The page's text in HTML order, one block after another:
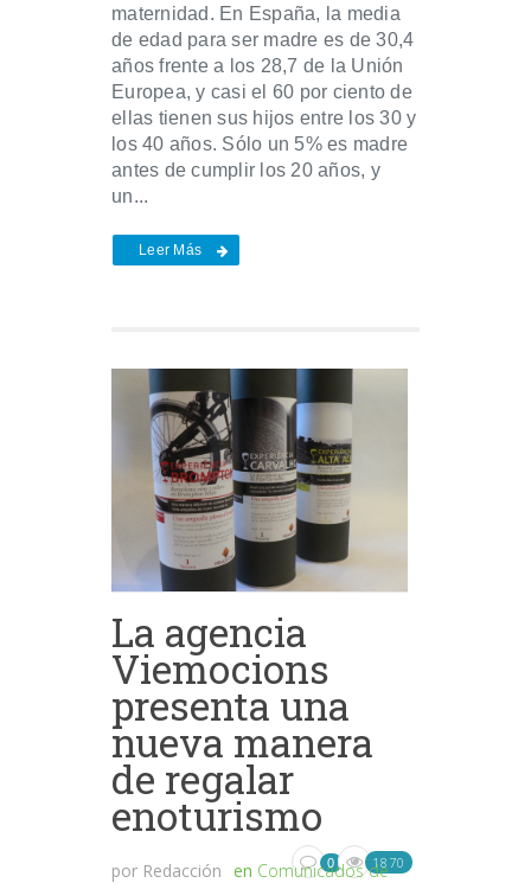
maternidad. En España, la media
de edad para ser madre es de 30,4
años frente a los 28,7 de la Unión
Europea, y casi el 60 por ciento de
ellas tienen sus hijos entre los 30 y
los 40 años. Sólo un 5% es madre
antes de cumplir los 20 años, y
un...
Leer Más
La agencia
Viemocions
presenta una
nueva manera
de regalar
enoturismo
por Redacción en Comunicados de
0 1870